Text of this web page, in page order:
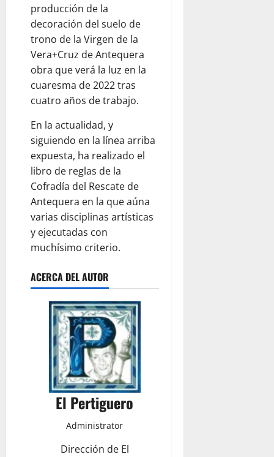
producción de la
decoración del suelo de
trono de la Virgen de la
Vera+Cruz de Antequera
obra que verá la luz en la
cuaresma de 2022 tras
cuatro años de trabajo.
En la actualidad, y
siguiendo en la línea arriba
expuesta, ha realizado el
libro de reglas de la
Cofradía del Rescate de
Antequera en la que aúna
varias disciplinas artísticas
y ejecutadas con
muchísimo criterio.
ACERCA DEL AUTOR
El Pertiguero
Administrator
Dirección de El